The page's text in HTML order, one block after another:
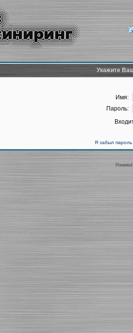
Укажите
Имя:
Пароль:
Я забыл пароль